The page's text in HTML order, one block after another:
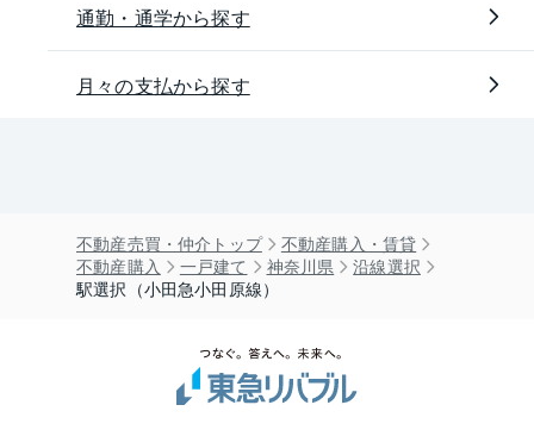
通勤・通学から探す
月々の支払から探す
不動産売買・仲介トップ
不動産購入・賃貸
不動産購入
一戸建て 神奈川県
沿線選択
駅選択（小田急小田原線）